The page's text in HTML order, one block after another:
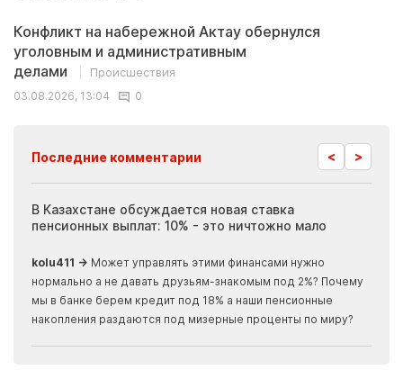
Конфликт на набережной Актау обернулся
уголовным и административным
делами
Происшествия
03.08.2026, 13:04
0
Последние комментарии < >
В Казахстане обсуждается новая ставка
пенсионных выплат: 10% - это ничтожно мало
kolu411 → Может управлять этими финансами нужно
нормально а не давать друзьям-знакомым под 2%? Почему
мы в банке берем кредит под 18% а наши пенсионные
накопления раздаются под мизерные проценты по миру?